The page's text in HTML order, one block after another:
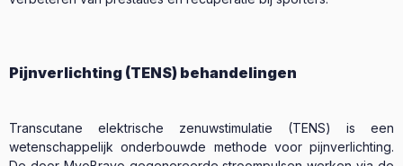
Pijnverlichting (TENS) behandelingen
Transcutane elektrische zenuwstimulatie (TENS) is een
wetenschappelijk onderbouwde methode voor pijnverlichting.